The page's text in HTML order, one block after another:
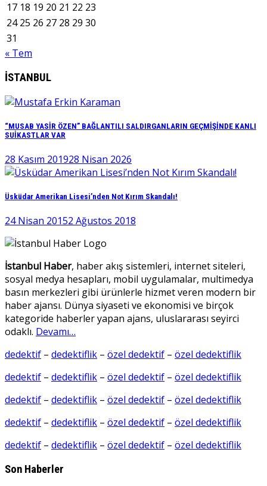
17 18 19 20 21 22 23
24 25 26 27 28 29 30
31
« Tem
İSTANBUL
“MUSAB YASİR ÖZEN” BAĞLANTILI SALDIRGANLARIN GEÇMİŞİNDE KANLI
SUİKASTLAR VAR
28 Kasım 201928 Nisan 2026
Üsküdar Amerikan Lisesi’nden Not Kırım Skandalı!
24 Nisan 20152 Ağustos 2018
İstanbul Haber, haber akış sistemleri, internet siteleri,
sosyal medya hesapları, mobil uygulamalar, multimedya
basın merkezleri gibi ürünlerle hizmet veren modern bir
haber ajansı. Dünya siyaseti ve ekonomisi ve birçok
kategoride haberler yapan ajans, uluslararası seyirci
odaklı. Devamı…
dedektif – dedektiflik – özel dedektif – özel dedektiflik
dedektif – dedektiflik – özel dedektif – özel dedektiflik
dedektif – dedektiflik – özel dedektif – özel dedektiflik
dedektif – dedektiflik – özel dedektif – özel dedektiflik
dedektif – dedektiflik – özel dedektif – özel dedektiflik
Son Haberler